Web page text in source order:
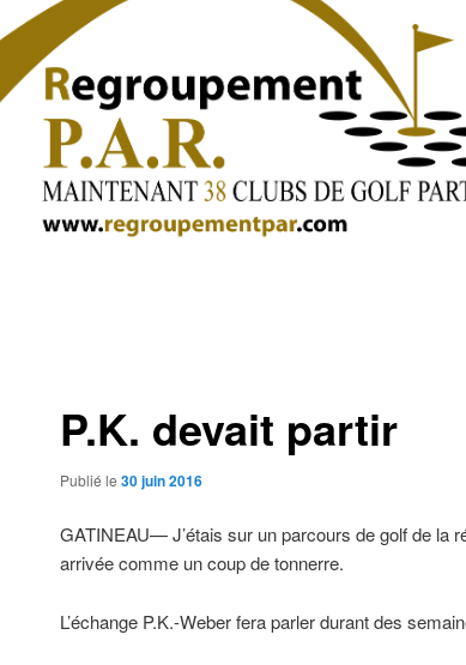
P.K. devait partir
Publié le 30 juin 2016
GATINEAU— J’étais sur un parcours de golf de la
arrivée comme un coup de tonnerre.
L’échange P.K.-Weber fera parler durant des